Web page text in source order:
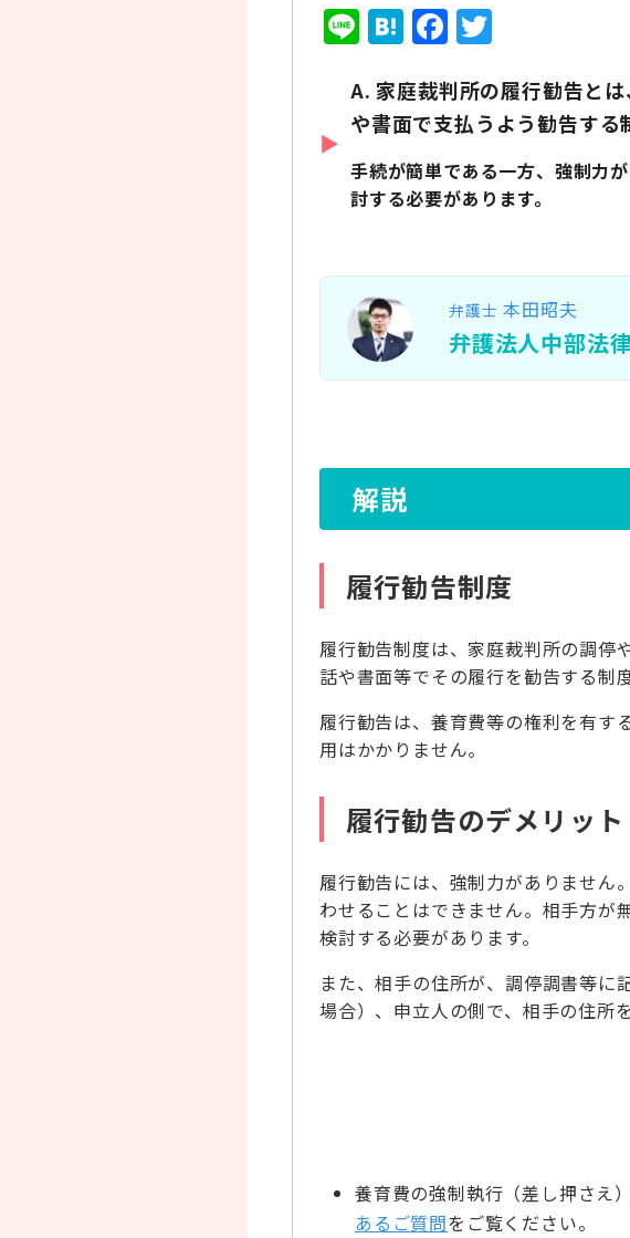
LineHatenaFacebook
A. 家庭裁判所の履行勧告と
や書面で支払うよう勧告する
手続が簡単である一方、強制力
討する必要があります。
弁護士 本田昭夫
弁護法人中部法
解説
履行勧告制度
履行勧告制度は、家庭裁判所の調停
話や書面等でその履行を勧告する制度
履行勧告は、養育費等の権利を有す
用はかかりません。
履行勧告のデメリット
履行勧告には、強制力がありません
わせることはできません。相手方が
検討する必要があります。
また、相手の住所が、調停調書等に
場合）、申立人の側で、相手の住所
養育費の強制執行（差し押さえ
あるご質問をご覧ください。